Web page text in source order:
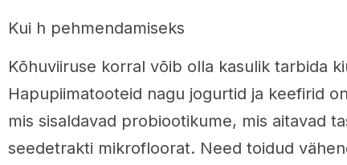
Kui h pehmendamiseks
Kõhuviiruse korral võib olla kasulik tarbida
Hapupiimatooteid nagu jogurtid ja keefirid
mis sisaldavad probiootikume, mis aitavad
seedetrakti mikrofloorat. Need toidud